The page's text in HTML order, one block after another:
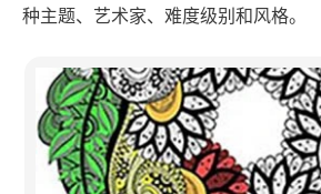
种主题、艺术家、难度级别和风格。